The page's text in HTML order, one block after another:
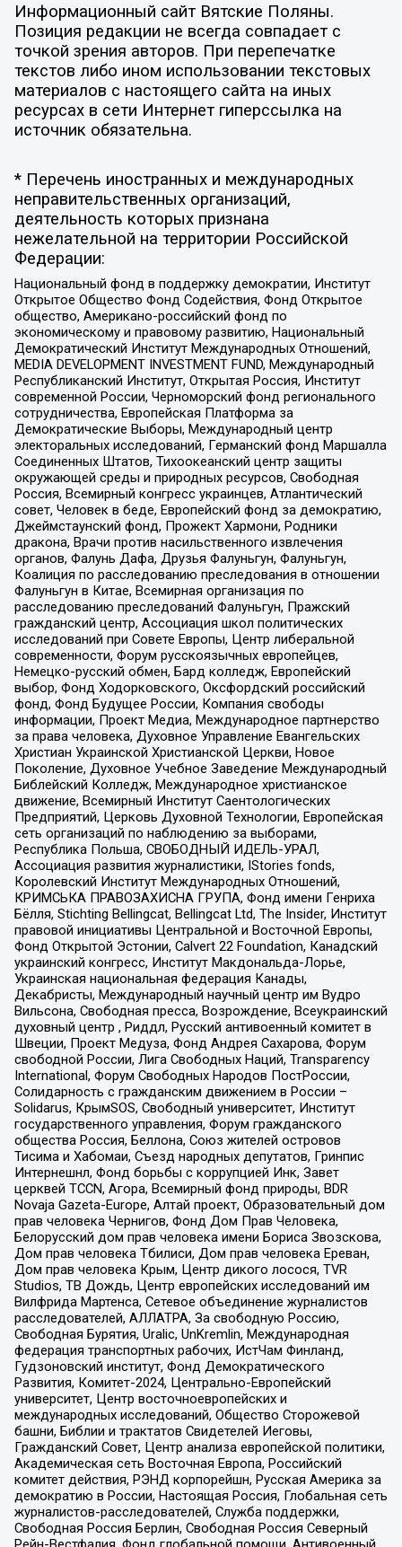
Информационный сайт Вятские Поляны.
Позиция редакции не всегда совпадает с
точкой зрения авторов. При перепечатке
текстов либо ином использовании текстовых
материалов с настоящего сайта на иных
ресурсах в сети Интернет гиперссылка на
источник обязательна.
* Перечень иностранных и международных
неправительственных организаций,
деятельность которых признана
нежелательной на территории Российской
Федерации:
Национальный фонд в поддержку демократии, Институт
Открытое Общество Фонд Содействия, Фонд Открытое
общество, Американо-российский фонд по
экономическому и правовому развитию, Национальный
Демократический Институт Международных Отношений,
MEDIA DEVELOPMENT INVESTMENT FUND, Международный
Республиканский Институт, Открытая Россия, Институт
современной России, Черноморский фонд регионального
сотрудничества, Европейская Платформа за
Демократические Выборы, Международный центр
электоральных исследований, Германский фонд Маршалла
Соединенных Штатов, Тихоокеанский центр защиты
окружающей среды и природных ресурсов, Свободная
Россия, Всемирный конгресс украинцев, Атлантический
совет, Человек в беде, Европейский фонд за демократию,
Джеймстаунский фонд, Прожект Хармони, Родники
дракона, Врачи против насильственного извлечения
органов, Фалунь Дафа, Друзья Фалуньгун, Фалуньгун,
Коалиция по расследованию преследования в отношении
Фалуньгун в Китае, Всемирная организация по
расследованию преследований Фалуньгун, Пражский
гражданский центр, Ассоциация школ политических
исследований при Совете Европы, Центр либеральной
современности, Форум русскоязычных европейцев,
Немецко-русский обмен, Бард колледж, Европейский
выбор, Фонд Ходорковского, Оксфордский российский
фонд, Фонд Будущее России, Компания свободы
информации, Проект Медиа, Международное партнерство
за права человека, Духовное Управление Евангельских
Христиан Украинской Христианской Церкви, Новое
Поколение, Духовное Учебное Заведение Международный
Библейский Колледж, Международное христианское
движение, Всемирный Институт Саентологических
Предприятий, Церковь Духовной Технологии, Европейская
сеть организаций по наблюдению за выборами,
Республика Польша, СВОБОДНЫЙ ИДЕЛЬ-УРАЛ,
Ассоциация развития журналистики, IStories fonds,
Королевский Институт Международных Отношений,
КРИМСЬКА ПРАВОЗАХИСНА ГРУПА, Фонд имени Генриха
Бёлля, Stichting Bellingcat, Bellingcat Ltd, The Insider, Институт
правовой инициативы Центральной и Восточной Европы,
Фонд Открытой Эстонии, Calvert 22 Foundation, Канадский
украинский конгресс, Институт Макдональда-Лорье,
Украинская национальная федерация Канады,
Декабристы, Международный научный центр им Вудро
Вильсона, Свободная пресса, Возрождение, Всеукраинский
духовный центр , Риддл, Русский антивоенный комитет в
Швеции, Проект Медуза, Фонд Андрея Сахарова, Форум
свободной России, Лига Свободных Наций, Transparеncy
International, Форум Свободных Народов ПостРоссии,
Солидарность с гражданским движением в России –
Solidarus, КрымSOS, Свободный университет, Институт
государственного управления, Форум гражданского
общества Россия, Беллона, Союз жителей островов
Тисима и Хабомаи, Съезд народных депутатов, Гринпис
Интернешнл, Фонд борьбы с коррупцией Инк, Завет
церквей TCCN, Агора, Всемирный фонд природы, BDR
Novaja Gazeta-Europe, Алтай проект, Образовательный дом
прав человека Чернигов, Фонд Дом Прав Человека,
Белорусский дом прав человека имени Бориса Звозскова,
Дом прав человека Тбилиси, Дом прав человека Ереван,
Дом прав человека Крым, Центр дикого лосося, TVR
Studios, ТВ Дождь, Центр европейских исследований им
Вилфрида Мартенса, Сетевое объединение журналистов
расследователей, АЛЛАТРА, За свободную Россию,
Свободная Бурятия, Uralic, UnKremlin, Международная
федерация транспортных рабочих, ИстЧам Финланд,
Гудзоновский институт, Фонд Демократического
Развития, Комитет-2024, Центрально-Европейский
университет, Центр восточноевропейских и
международных исследований, Общество Сторожевой
башни, Библии и трактатов Свидетелей Иеговы,
Гражданский Совет, Центр анализа европейской политики,
Академическая сеть Восточная Европа, Российский
комитет действия, РЭНД корпорейшн, Русская Америка за
демократию в России, Настоящая Россия, Глобальная сеть
журналистов-расследователей, Служба поддержки,
Свободная Россия Берлин, Свободная Россия Северный